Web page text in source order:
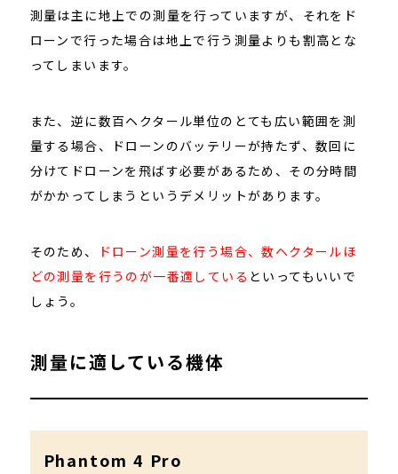
測量は主に地上での測量を行っていますが、それをド
ローンで行った場合は地上で行う測量よりも割高とな
ってしまいます。
また、逆に数百ヘクタール単位のとても広い範囲を測
量する場合、ドローンのバッテリーが持たず、数回に
分けてドローンを飛ばす必要があるため、その分時間
がかかってしまうというデメリットがあります。
そのため、
ドローン測量を行う場合、数ヘクタールほ
どの測量を行うのが一番適している といってもいいで
しょう。
測量に適している機体
Phantom 4 Pro